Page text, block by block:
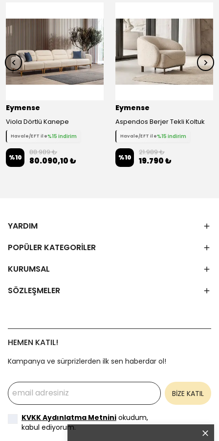
Eymense
Viola Dörtlü Kanepe
Havale/EFT ile%15 indirim
%10
88.989 ₺
80.090,10 ₺
Eymense
Aspendos Berjer Tekli Koltuk
Havale/EFT ile%15 indirim
%10
21.989 ₺
19.790 ₺
YARDIM
POPÜLER KATEGORİLER
KURUMSAL
SÖZLEŞMELER
HEMEN KATIL!
Kampanya ve sürprizlerden ilk sen haberdar ol!
BİZE KATIL
KVKK Aydınlatma Metnini okudum,
kabul ediyorum.